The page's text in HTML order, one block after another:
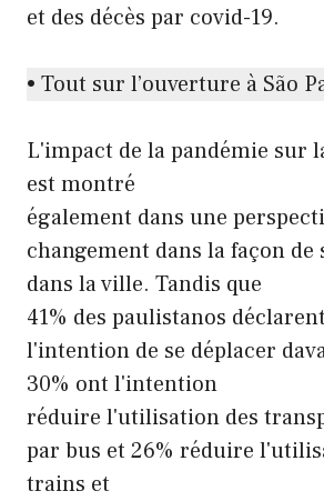
et des décès par covid-19.
• Tout sur l’ouverture à São
L'impact de la pandémie sur
est montré
également dans une
changement dans la façon de
dans la ville. Tandis que
41% des paulistanos
l'intention de se déplacer
30% ont l'intention
réduire l'utilisation des
par bus et 26% réduire
trains et